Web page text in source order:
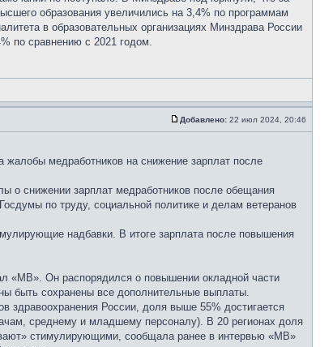
образования увеличились на 3,4% по программам
в образовательных организациях Минздрава России
по сравнению с 2021 годом.
Добавлено: 22 июл 2024, 20:46
жалобы медработников на снижение зарплат после
о снижении зарплат медработников после обещания
по труду, социальной политике и делам ветеранов
надбавки. В итоге зарплата после повышения
«МВ». Он распорядился о повышении окладной части
быть сохранены все дополнительные выплаты.
здравоохранения России, доля выше 55% достигается
среднему и младшему персоналу). В 20 регионах доля
стимулирующими, сообщала ранее в интервью «МВ»